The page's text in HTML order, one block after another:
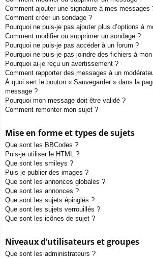
Comment ajouter une signature à mes messages
Comment créer un sondage ?
Pourquoi ne puis-je pas ajouter plus d’options à
Comment modifier ou supprimer un sondage ?
Pourquoi ne puis-je pas accéder à un forum ?
Pourquoi ne puis-je pas joindre des fichiers à
Pourquoi ai-je reçu un avertissement ?
Comment rapporter des messages à un
À quoi sert le bouton « Sauvegarder » dans la
message ?
Pourquoi mon message doit être validé ?
Comment remonter mon sujet ?
Mise en forme et types de sujets
Que sont les BBCodes ?
Puis-je utiliser le HTML ?
Que sont les smileys ?
Puis-je publier des images ?
Que sont les annonces globales ?
Que sont les annonces ?
Que sont les sujets épinglés ?
Que sont les sujets verrouillés ?
Que sont les icônes de sujet ?
Niveaux d’utilisateurs et groupes
Que sont les administrateurs ?